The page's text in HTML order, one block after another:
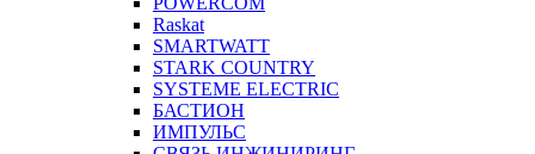
Raskat
SMARTWATT
STARK COUNTRY
SYSTEME ELECTRIC
БАСТИОН
ИМПУЛЬС